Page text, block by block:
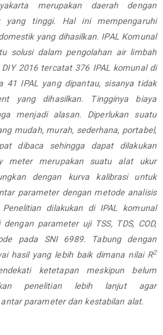
merupakan daerah dengan
yang tinggi. Hal ini mempengaruhi
yang dihasilkan. IPAL Komunal
solusi dalam pengolahan air limbah
2016 tercatat 376 IPAL komunal di
41 IPAL yang dipantau, sisanya tidak
yang dihasilkan. Tingginya biaya
menjadi alasan. Diperlukan suatu
mudah, murah, sederhana, portabel,
dibaca sehingga dapat dilakukan
meter merupakan suatu alat ukur
dengan kurva kalibrasi untuk
parameter dengan metode analisis
dilakukan di IPAL komunal
parameter uji TSS, TDS, COD,
pada SNI 6989. Tabung dengan
hasil yang lebih baik dimana nilai R2
ketetapan meskipun belum
penelitian lebih lanjut agar
parameter dan kestabilan alat.